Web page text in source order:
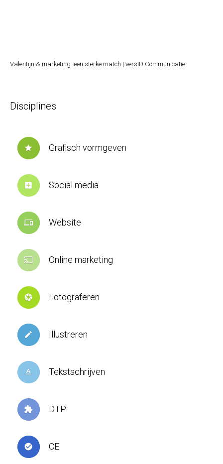
Valentijn & marketing: een sterke match | versID Communicatie
Disciplines
star Grafisch vormgeven
add_box Social media
devices Website
cast Online marketing
camera Fotograferen
create Illustreren
text_format Tekstschrijven
extension DTP
check_circle CE